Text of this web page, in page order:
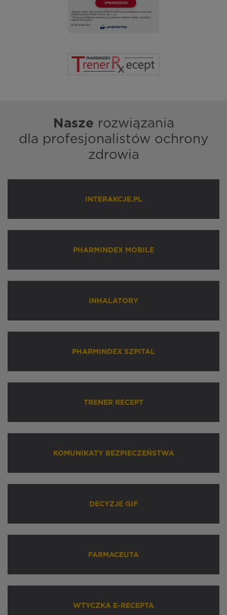
Nasze rozwiązania
dla profesjonalistów ochrony
zdrowia
INTERAKCJE.PL
PHARMINDEX MOBILE
INHALATORY
PHARMINDEX SZPITAL
TRENER RECEPT
KOMUNIKATY BEZPIECZEŃSTWA
DECYZJE GIF
FARMACEUTA
WTYCZKA E-RECEPTA